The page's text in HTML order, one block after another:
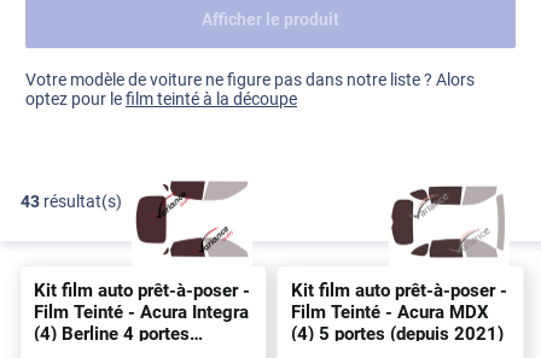
Ford
Hyundai
Land Rover
Voir tout
Afficher le produit
Votre modèle de voiture ne figure pas dans notre liste ? Alors
optez pour lefilm teinté à la découpe
43 résultat(s) FILTRER
Kit film auto prêt-à-poser -
Film Teinté - Acura Integra
(4) Berline 4portes
Kit film auto prêt-à-poser -
Film Teinté - Acura MDX
(4) 5portes (depuis 2021)